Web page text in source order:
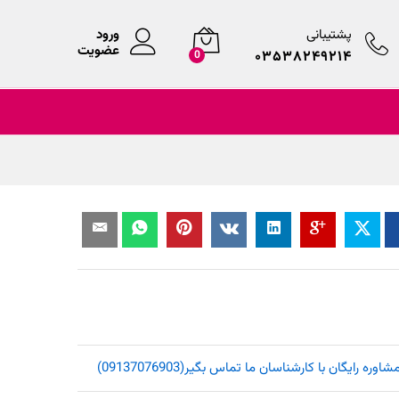
پشتیبانی
۰۳۵۳۸۲۴۹۲۱۴ 0
ورود
عضویت
با کارشناسان ما تماس بگیر(09137076903)